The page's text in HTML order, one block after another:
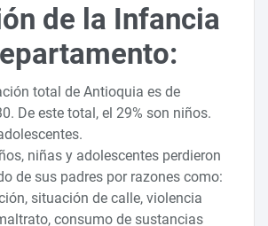
de la Infancia
total de Antioquia es de
De este total, el 29% son niños.
niñas y adolescentes perdieron
de sus padres por razones como:
situación de calle, violencia
consumo de sustancias